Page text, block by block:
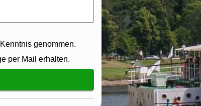
genommen.
per Mail erhalten.